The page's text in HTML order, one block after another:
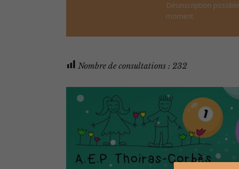
Désinscription
moment
Nombre de consultations : 232